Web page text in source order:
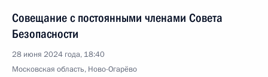
Совещание с постоянными членами Совета
Безопасности
28 июня 2024 года, 18:40
Московская область, Ново-Огарёво